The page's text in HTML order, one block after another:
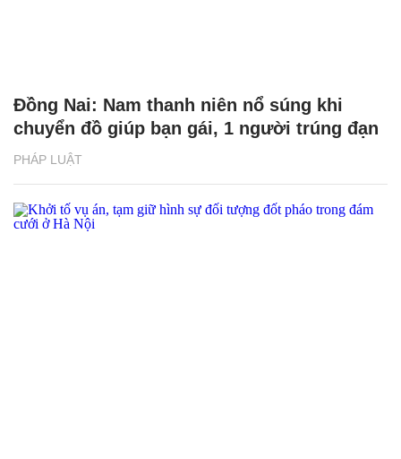
PHÁP LUẬT
Đồng Nai: Nam thanh niên nổ súng khi
chuyển đồ giúp bạn gái, 1 người trúng đạn